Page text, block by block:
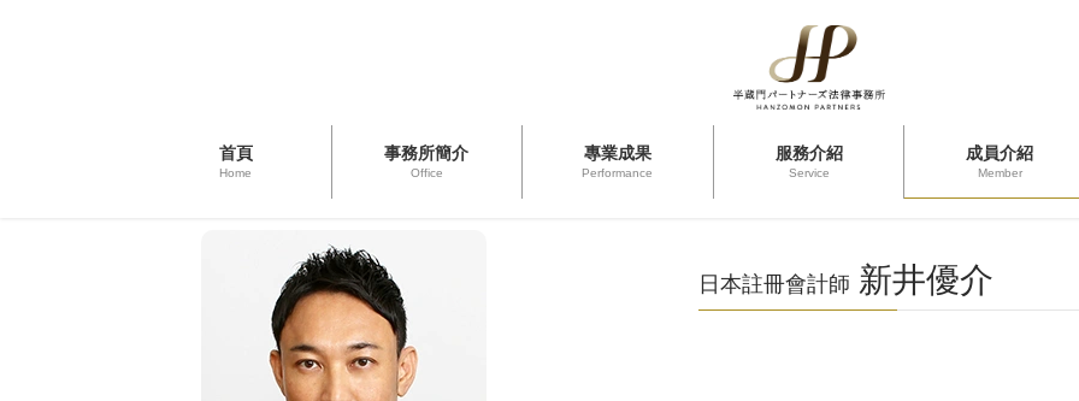
首頁
Home
事務所簡介
Office
專業成果
Performance
服務介紹
Service
成員介紹
Member
日本註冊會計師 新井優介